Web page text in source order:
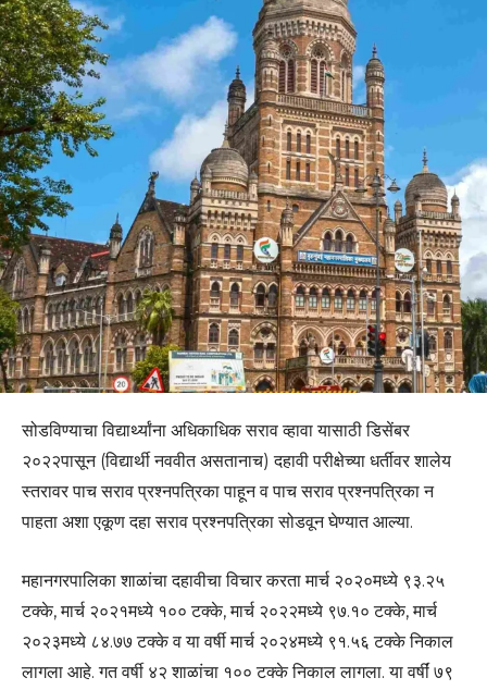
सोडविण्याचा विद्यार्थ्यांना अधिकाधिक सराव व्हावा यासाठी डिसेंबर
२०२२पासून (विद्यार्थी नववीत असतानाच) दहावी परीक्षेच्या धर्तीवर शालेय
स्तरावर पाच सराव प्रश्नपत्रिका पाहून व पाच सराव प्रश्नपत्रिका न
पाहता अशा एकूण दहा सराव प्रश्नपत्रिका सोडवून घेण्यात आल्या.
महानगरपालिका शाळांचा दहावीचा विचार करता मार्च २०२०मध्ये ९३.२५
टक्के, मार्च २०२१मध्ये १०० टक्के, मार्च २०२२मध्ये ९७.१० टक्के, मार्च
२०२३मध्ये ८४.७७ टक्के व या वर्षी मार्च २०२४मध्ये ९१.५६ टक्के निकाल
लागला आहे. गत वर्षी ४२ शाळांचा १०० टक्के निकाल लागला. या वर्षीं ७९